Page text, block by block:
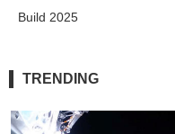
Build 2025
TRENDING